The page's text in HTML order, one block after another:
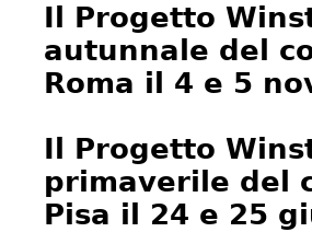
Il Progetto
autunnale del
Roma il 4 e 5
Il Progetto
primaverile del
Pisa il 24 e 25